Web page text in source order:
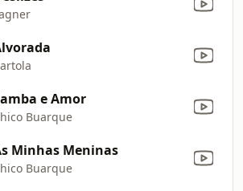
e Amor
Buarque
Minhas Meninas
Buarque